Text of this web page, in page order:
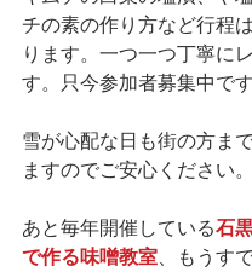
チの素の作り方など行程
ります。一つ一つ丁寧に
す。只今参加者募集中です
雪が心配な日も街の方ま
ますのでご安心ください。
あと毎年開催している石
で作る味噌教室 、もうす